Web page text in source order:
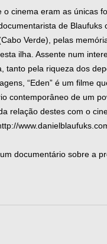
o cinema eram as únicas
de Blaufuks
Verde), pelas
ilha. Assente num
tanto pela riqueza dos
“Eden” é um filme
contemporâneo de um
relação destes com o
documentário sobre a